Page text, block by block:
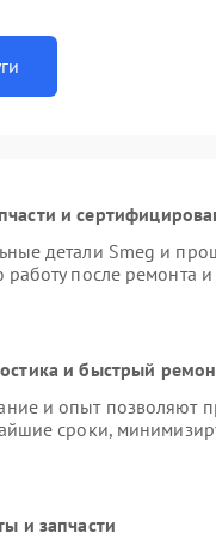
и
детали Smeg и
работу после ремонта
и быстрый
и опыт позволяют
сроки,
и запчасти